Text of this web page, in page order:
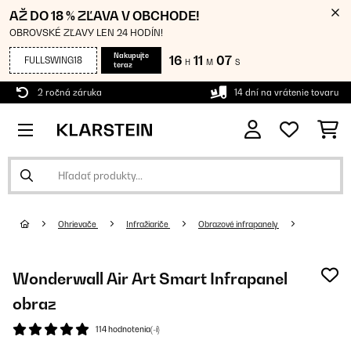
AŽ DO 18 % ZĽAVA V OBCHODE!
OBROVSKÉ ZĽAVY LEN 24 HODÍN!
FULLSWING18
Nakupujte
teraz
16 H 11 M 06 S
2 ročná záruka 14 dní na vrátenie tovaru
Ohrievače Infražiariče Obrazové infrapanely
Wonderwall Air Art Smart Infrapanel
obraz
114 hodnotenia(-í)